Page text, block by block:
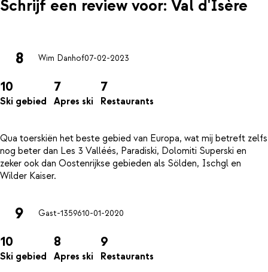
Schrijf een review voor: Val d'Isère
8 Wim Danhof07-02-2023
10
Ski gebied
7
Apres ski
7
Restaurants
Qua toerskiën het beste gebied van Europa, wat mij betreft zelfs
nog beter dan Les 3 Valléés, Paradiski, Dolomiti Superski en
zeker ook dan Oostenrijkse gebieden als Sölden, Ischgl en
9 Gast-1359610-01-2020
10
Ski gebied
8
Apres ski
9
Restaurants